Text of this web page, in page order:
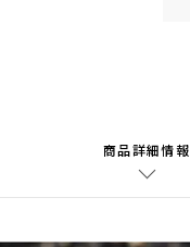
商品詳細情報